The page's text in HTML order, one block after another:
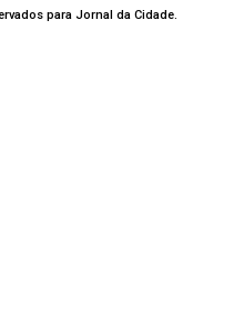
para Jornal da Cidade.